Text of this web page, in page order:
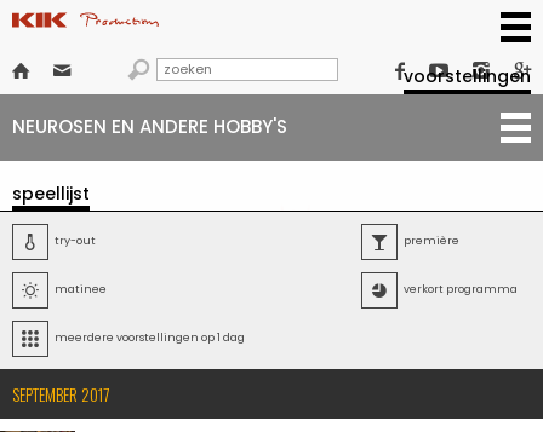
      
voorstellingen
NEUROSEN EN ANDERE HOBBY'S
speellijst
 try-out  première
 matinee  verkort programma
 meerdere voorstellingen op 1 dag
SEPTEMBER 2017